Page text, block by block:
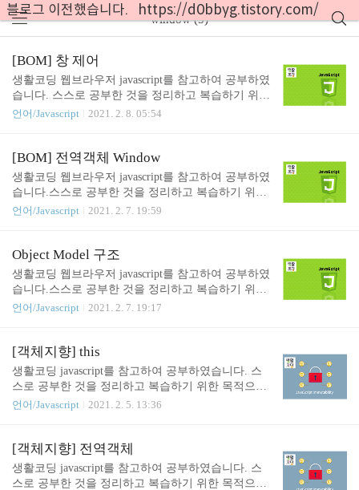
블로그 이전했습니다. https://d0bbyg.tistory.com/
window (5)
[BOM] 창 제어
생활코딩 웹브라우저 javascript를 참고하여 공부하였
습니다. 스스로 공부한 것을 정리하고 복습하기 위한
목적으로 작성하였습니다. ( 출처 : https://opentutorial
부분 탭을 지원하기 때문에, window.open은 새 창을
만든다. 아래는 메소드의 사용법이다. 첫번째 인자는
새 창에 로드할 문서의 URL이다. 인자를 생략하면
는 새 창의 이름이다. _self는 스크립트가 실행되는
름을 붙일 수 있다. open을 재실행 했을 때 동일한..
언어/Javascript 2021. 2. 8. 05:54
[BOM] 전역객체 Window
생활코딩 웹브라우저 javascript를 참고하여 공부하였
습니다.스스로 공부한 것을 정리하고 복습하기 위한
목적으로 작성하였습니다.( 출처 : https://opentutorial
가 제공해주는 객체들을 의미하는 것이다.즉, 웹브라
우저의 창이나 프레임을 추상화해서 프로그래밍적으
로 제어할 수 있도록 제공하는 수단이다. BOM은 전
제어할 수 있다. 전역객체 Window 이전 글에서도 보
과 같이 document, navigator, Object, Array...등..
언어/Javascript 2021. 2. 7. 19:59
Object Model 구조
생활코딩 웹브라우저 javascript를 참고하여 공부하였
습니다.스스로 공부한 것을 정리하고 복습하기 위한
목적으로 작성하였습니다.( 출처 : https://opentutorial
2/06 - [언어/Javascript] - Object Model & 객체화windo
w는 두 가지 의미를 가지고 있다.1) 전역 객체2) wind
ow 또는 frame 같은 것을 제어하기 위한 객체 DOM (
여러 property 중 가장 중요한 property는 Document이
언어/Javascript 2021. 2. 7. 19:17
[객체지향] this
생활코딩 javascript를 참고하여 공부하였습니다. 스
스로 공부한 것을 정리하고 복습하기 위한 목적으로
작성하였습니다. ( 출처 : https://opentutorials.org/cours
) this는 자바스크립트 함수 안에서 사용할 수 있는 일
종의 약속된 변수이다. 즉, this에 대한 값은 함수를
어떻게 호출하냐에 따라 this가 가리키는 대상이 달라
언어/Javascript 2021. 2. 5. 13:36
[객체지향] 전역객체
생활코딩 javascript를 참고하여 공부하였습니다. 스
스로 공부한 것을 정리하고 복습하기 위한 목적으로